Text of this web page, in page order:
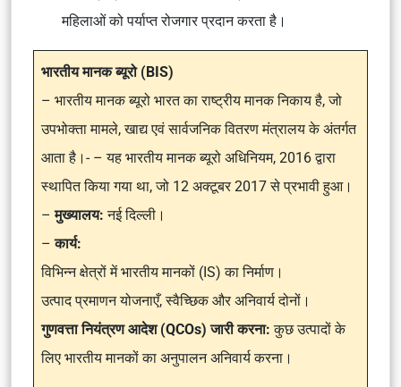
महिलाओं को पर्याप्त रोजगार प्रदान करता है।
भारतीय मानक ब्यूरो (BIS)
– भारतीय मानक ब्यूरो भारत का राष्ट्रीय मानक निकाय है, जो
उपभोक्ता मामले, खाद्य एवं सार्वजनिक वितरण मंत्रालय के अंतर्गत
आता है।- – यह भारतीय मानक ब्यूरो अधिनियम, 2016 द्वारा
स्थापित किया गया था, जो 12 अक्टूबर 2017 से प्रभावी हुआ।
–मुख्यालय:नई दिल्ली।
–कार्य:
विभिन्न क्षेत्रों में भारतीय मानकों (IS) का निर्माण।
उत्पाद प्रमाणन योजनाएँ, स्वैच्छिक और अनिवार्य दोनों।
गुणवत्ता नियंत्रण आदेश (QCOs) जारी करना: कुछ उत्पादों के
लिए भारतीय मानकों का अनुपालन अनिवार्य करना।